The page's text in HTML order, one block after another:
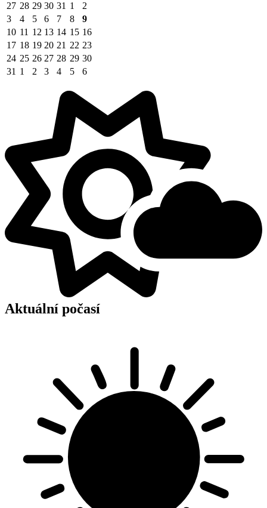
27 28 29 30 31 1
2
3
4 5 6 7 8
9
10 11 12 13 14 15 16
17 18 19 20 21 22 23
24 25 26 27 28 29 30
31 1 2 3 4 5 6
Aktuální počasí